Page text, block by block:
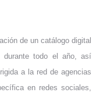
de un catálogo digital
durante todo el año, así
a la red de agencias
en redes sociales,